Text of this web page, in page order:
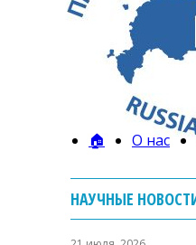
🏠 О нас
НАУЧНЫЕ